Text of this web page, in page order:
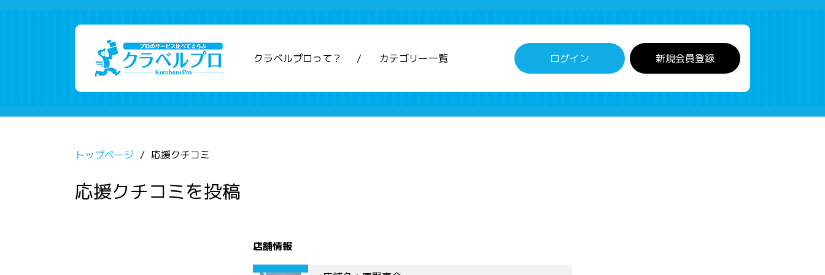
クラベルプロって？ カテゴリー一覧 ログイン 新規会員登録
トップページ 応援クチコミ
応援クチコミを投稿
店舗情報